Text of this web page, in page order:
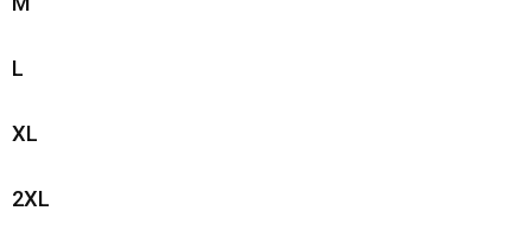
L
XL
2XL